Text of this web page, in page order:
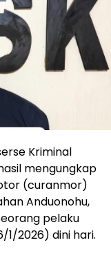
Kriminal
mengungkap
(curanmor)
Anduonohu,
pelaku
1/2026) dini hari.